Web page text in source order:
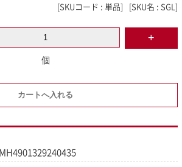
[SKU名 :SGL]
[SKUコード :単品]
個
MH4901329240435